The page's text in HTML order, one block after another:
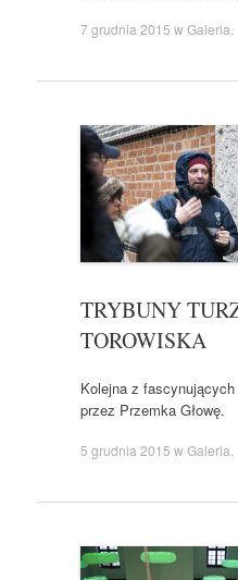
7 grudnia 2015 wGaleria
TRYBUNY
TOROWISKA
Kolejna z
przez Przemka Głowę.
5 grudnia 2015 wGaleria